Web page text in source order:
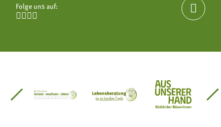
Folge uns auf:


Südtirol
Gärtnervereinigung
Sozialgenossenschaft Mit Bäuerinnen lernen -
Lebensberatung für dieAus unserer